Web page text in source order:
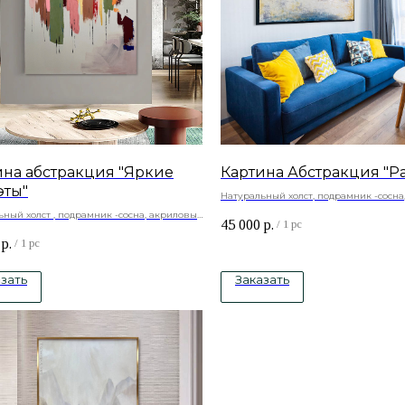
абстракция "Яркие
холст , подрамник -сосна, акриловые
р. / 1 pc
Картина Абстракция
Натуральный холст, подрамник -
45 000 р. / 1 pc
Заказать